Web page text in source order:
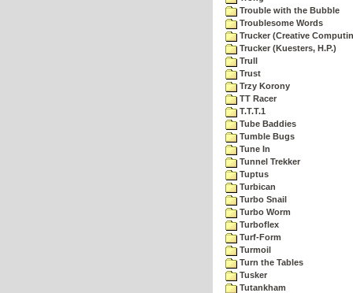
Trouble with the Bubble
Troublesome Words
Trucker (Creative
Trucker (Kuesters, H.P.)
Trull
Trust
Trzy Korony
TT Racer
T.T.T.1
Tube Baddies
Tumble Bugs
Tune In
Tunnel Trekker
Tuptus
Turbican
Turbo Snail
Turbo Worm
Turboflex
Turf-Form
Turmoil
Turn the Tables
Tusker
Tutankham